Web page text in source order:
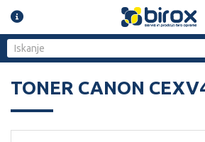
TONER CANON